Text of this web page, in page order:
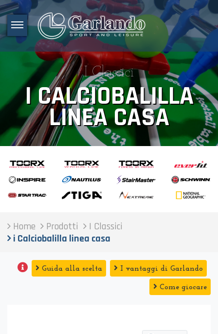
I Classici
I CALCIOBALILLA
LINEA CASA
Home Prodotti
I Classici
i Calciobalilla linea casa
Guida alla scelta I vantaggi di Garlando
Come giocare